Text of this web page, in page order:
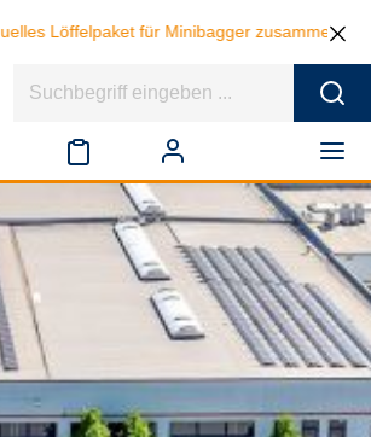
für Minibagger zusammen und sparen